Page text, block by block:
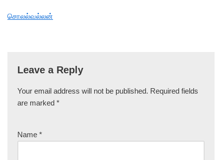
சொலல்வல்லன்
Leave a Reply
Your email address will not be published. Required fields
are marked *
Name *